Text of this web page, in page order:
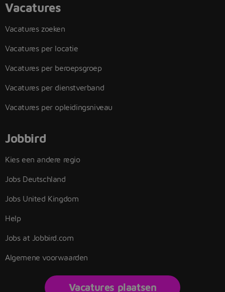
Vacatures
Vacatures zoeken
Vacatures per locatie
Vacatures per beroepsgroep
Vacatures per dienstverband
Vacatures per opleidingsniveau
Jobbird
Kies een andere regio
Jobs Deutschland
Jobs United Kingdom
Help
Jobs at Jobbird.com
Algemene voorwaarden
Vacatures plaatsen